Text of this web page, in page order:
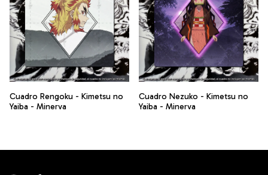
Cuadro Rengoku - Kimetsu no
Yaiba - Minerva
Cuadro Nezuko - Kimetsu no
Yaiba - Minerva